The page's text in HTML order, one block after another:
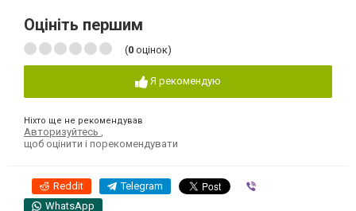
Оцініть першим
(0 оцінок)
Я рекомендую
Ніхто ще не рекомендував
Авторизуйтесь
щоб оцінити і порекомендувати
Reddit Telegram
WhatsApp